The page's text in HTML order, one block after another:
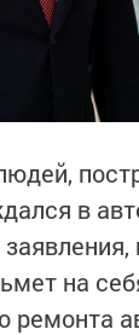
в
на
ремонта